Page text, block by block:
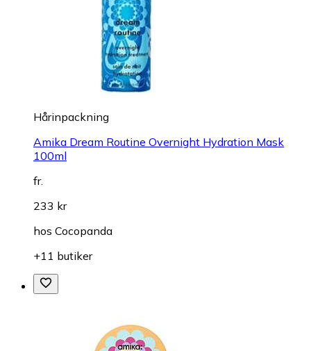
Hårinpackning
Amika Dream Routine Overnight Hydration Mask
100ml
fr.
233 kr
hos Cocopanda
+11 butiker